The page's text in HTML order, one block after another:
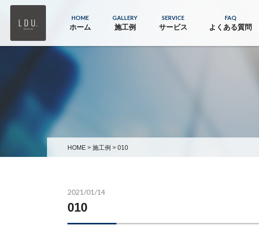
HOME
ホーム
GALLERY
施工例
SERVICE
サービス
FAQ
よくある質問
HOME > 施工例 > 010
2021/01/14
010